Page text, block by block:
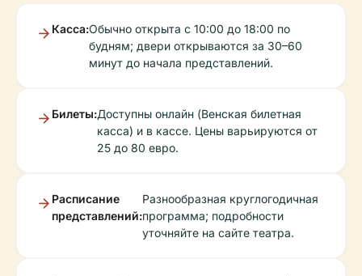
Касса:Обычно открыта с 10:00 до 18:00 по
будням; двери открываются за 30–60
минут до начала представлений.
Билеты:Доступны онлайн (Венская билетная
касса) и в кассе. Цены варьируются от
25 до 80 евро.
Расписание
представлений:
Разнообразная круглогодичная
программа; подробности
уточняйте на сайте театра.